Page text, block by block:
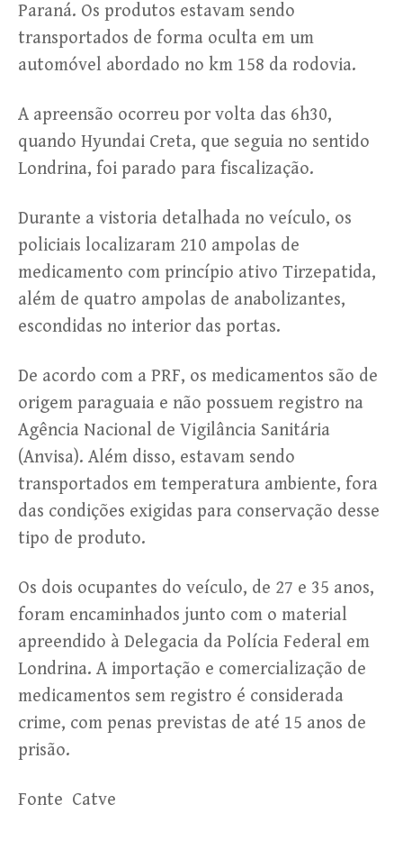
Paraná. Os produtos estavam sendo
transportados de forma oculta em um
automóvel abordado no km 158 da rodovia.
A apreensão ocorreu por volta das 6h30,
quando Hyundai Creta, que seguia no sentido
Londrina, foi parado para fiscalização.
Durante a vistoria detalhada no veículo, os
policiais localizaram 210 ampolas de
medicamento com princípio ativo Tirzepatida,
além de quatro ampolas de anabolizantes,
escondidas no interior das portas.
De acordo com a PRF, os medicamentos são de
origem paraguaia e não possuem registro na
Agência Nacional de Vigilância Sanitária
(Anvisa). Além disso, estavam sendo
transportados em temperatura ambiente, fora
das condições exigidas para conservação desse
tipo de produto.
Os dois ocupantes do veículo, de 27 e 35 anos,
foram encaminhados junto com o material
apreendido à Delegacia da Polícia Federal em
Londrina. A importação e comercialização de
medicamentos sem registro é considerada
crime, com penas previstas de até 15 anos de
prisão.
Fonte Catve